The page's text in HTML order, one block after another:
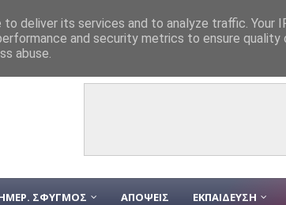
και Bιομηχανικές ΑΠΕ στις πυρόπληκτες
9/8 όλοι-ες στους δρόμους για την πανελλαδική
ΣΦΥΓΜΟΣ ΑΠΟΨΕΙΣ ΕΚΠΑΙΔΕΥΣΗ
deliver its services and to analyze traffic. Your
and security metrics to ensure quality
abuse.